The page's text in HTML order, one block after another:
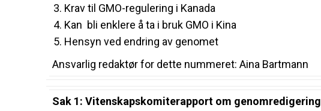
Krav til GMO-regulering i Kanada
Kan bli enklere å ta i bruk GMO i Kina
Hensyn ved endring av genomet
Ansvarlig redaktør for dette nummeret: Aina Bartmann
Sak 1: Vitenskapskomiterapport om genomredigering